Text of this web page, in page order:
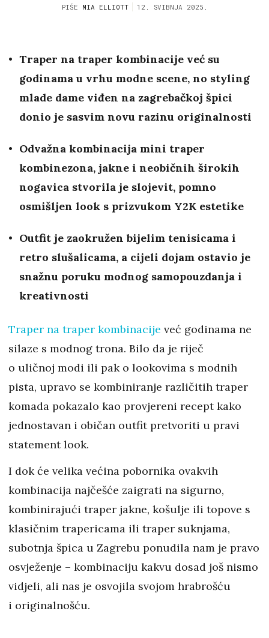
PIŠE MIA ELLIOTT 12. SVIBNJA 2025.
Traper na traper kombinacije već su
godinama u vrhu modne scene, no styling
mlade dame viđen na zagrebačkoj špici
donio je sasvim novu razinu originalnosti
Odvažna kombinacija mini traper
kombinezona, jakne i neobičnih širokih
nogavica stvorila je slojevit, pomno
osmišljen look s prizvukom Y2K estetike
Outfit je zaokružen bijelim tenisicama i
retro slušalicama, a cijeli dojam ostavio je
snažnu poruku modnog samopouzdanja i
kreativnosti
Traper na traper kombinacije već godinama ne
silaze s modnog trona. Bilo da je riječ
o uličnoj modi ili pak o lookovima s modnih
pista, upravo se kombiniranje različitih traper
komada pokazalo kao provjereni recept kako
jednostavan i običan outfit pretvoriti u pravi
statement look.
I dok će velika većina pobornika ovakvih
kombinacija najčešće zaigrati na sigurno,
kombinirajući traper jakne, košulje ili topove s
klasičnim trapericama ili traper suknjama,
subotnja špica u Zagrebu ponudila nam je pravo
osvježenje – kombinaciju kakvu dosad još nismo
vidjeli, ali nas je osvojila svojom hrabrošću
i originalnošću.